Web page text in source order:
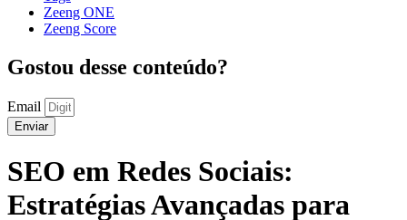
Zeeng ONE
Zeeng Score
Gostou desse conteúdo?
Email
Enviar
SEO em Redes Sociais:
Estratégias Avançadas para